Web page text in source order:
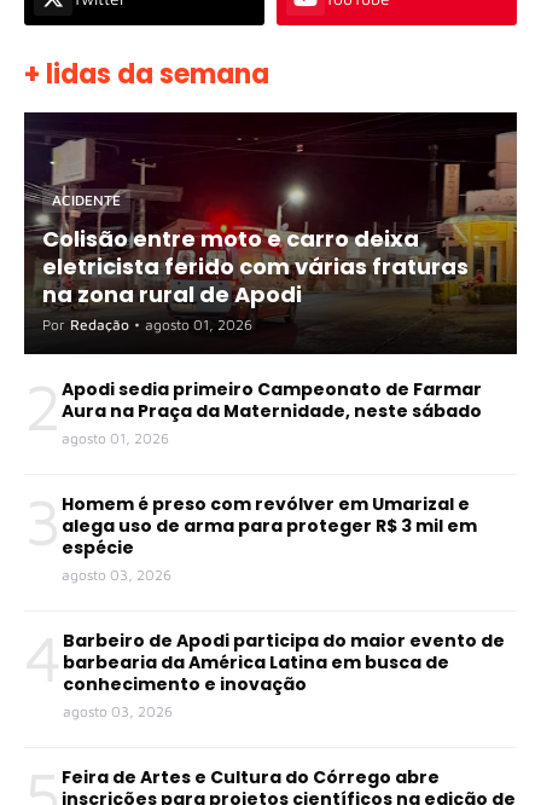
+ lidas da semana
ACIDENTE
Colisão entre moto e carro deixa
eletricista ferido com várias fraturas
na zona rural de Apodi
Por Redação • agosto 01, 2026
2 Apodi sedia primeiro Campeonato de Farmar
Aura na Praça da Maternidade, neste sábado
agosto 01, 2026
3 Homem é preso com revólver em Umarizal e
alega uso de arma para proteger R$ 3 mil em
espécie
agosto 03, 2026
4 Barbeiro de Apodi participa do maior evento de
barbearia da América Latina em busca de
conhecimento e inovação
agosto 03, 2026
Feira de Artes e Cultura do Córrego abre
inscrições para projetos científicos na edição de